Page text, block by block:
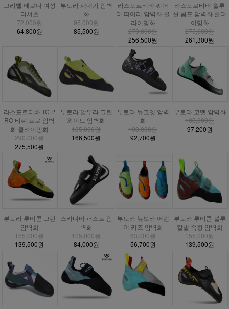
그리벨 베로나 여성
티셔츠
72,000원
64,800원
부토라 새내기 암벽
화
95,000원
85,500원
라스포르티바 씨어
리 띠어리 암벽화 클
라이밍화
270,000원
256,500원
라스포르티바 솔루
션 콤프 암벽화 클라
이밍화
275,000원
261,300원
라스포르티바 TC P
RO 티씨 프로 암벽
화 클라이밍화
290,000원
275,500원
부토라 알투라 그린
와이드 암벽화
185,000원
166,500원
부토라 뉴코멧 암벽
화
103,000원
92,700원
부토라 코멧 암벽화
108,000원
97,200원
부토라 루비콘 그린
암벽화
155,000원
139,500원
스카디바 퍼스트 암
벽화
105,000원
84,000원
부토라 뉴보라 어린
이 키즈 암벽화
63,000원
56,700원
부토라 루비콘 블루
칼발 족형 암벽화
155,000원
139,500원